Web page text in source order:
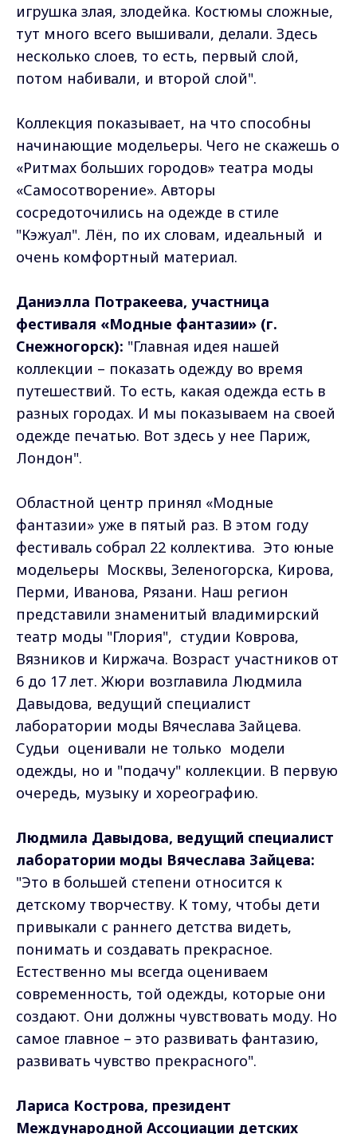
игрушка злая, злодейка. Костюмы сложные,
тут много всего вышивали, делали. Здесь
несколько слоев, то есть, первый слой,
потом набивали, и второй слой".
Коллекция показывает, на что способны
начинающие модельеры. Чего не скажешь о
«Ритмах больших городов» театра моды
«Самосотворение». Авторы
сосредоточились на одежде в стиле
"Кэжуал". Лён, по их словам, идеальный и
очень комфортный материал.
Даниэлла Потракеева, участница
фестиваля «Модные фантазии» (г.
Снежногорск): "Главная идея нашей
коллекции – показать одежду во время
путешествий. То есть, какая одежда есть в
разных городах. И мы показываем на своей
одежде печатью. Вот здесь у нее Париж,
Лондон".
Областной центр принял «Модные
фантазии» уже в пятый раз. В этом году
фестиваль собрал 22 коллектива. Это юные
модельеры Москвы, Зеленогорска, Кирова,
Перми, Иванова, Рязани. Наш регион
представили знаменитый владимирский
театр моды "Глория", студии Коврова,
Вязников и Киржача. Возраст участников от
6 до 17 лет. Жюри возглавила Людмила
Давыдова, ведущий специалист
лаборатории моды Вячеслава Зайцева.
Судьи оценивали не только модели
одежды, но и "подачу" коллекции. В первую
очередь, музыку и хореографию.
Людмила Давыдова, ведущий специалист
лаборатории моды Вячеслава Зайцева:
"Это в большей степени относится к
детскому творчеству. К тому, чтобы дети
привыкали с раннего детства видеть,
понимать и создавать прекрасное.
Естественно мы всегда оцениваем
современность, той одежды, которые они
создают. Они должны чувствовать моду. Но
самое главное – это развивать фантазию,
развивать чувство прекрасного".
Лариса Кострова, президент
Международной Ассоциации детских